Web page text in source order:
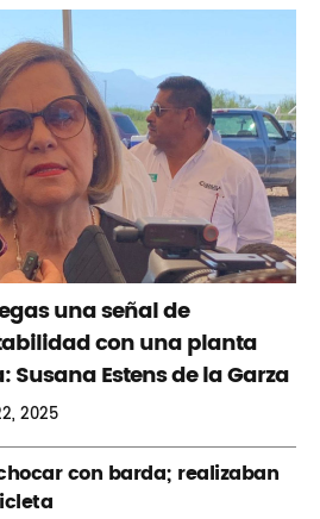
una señal de
con una planta
Estens de la Garza
2025
con barda; realizaban